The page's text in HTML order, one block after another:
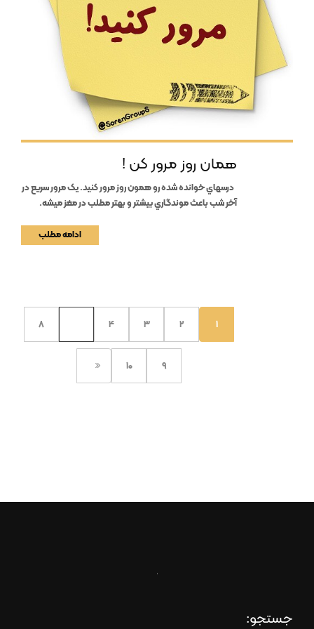
همان روز مرور کن !
درسهاي خوانده شده رو همون روز مرور كنيد. يک مرور سريع در
آخر شب باعث موندگاري بيشتر و بهتر مطلب در مغز ميشه.
ادامه مطلب
1
2
3
4
8
9
10
جستجو: